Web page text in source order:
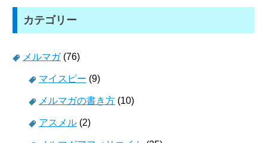
カテゴリー
メルマガ(76)
マイスピー (9)
メルマガの書き方 (10)
アスメル (2)